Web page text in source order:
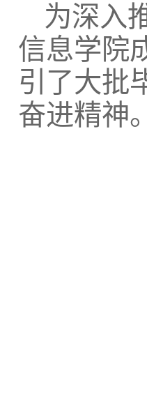
为深入
信息学院
引了大批
奋进精神。